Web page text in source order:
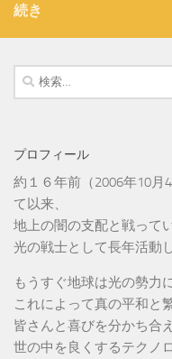
続き
検
索:
プロフィール
約１６年前（2006年10月
て以来、
地上の闇の支配と戦って
光の戦士として長年活動
もうすぐ地球は光の勢力
これによって真の平和と
皆さんと喜びを分かち合
世の中を良くするテクノ